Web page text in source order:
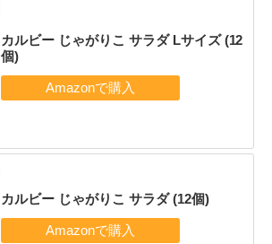
カルビー じゃがりこ サラダ Lサイズ (12
個)
カルビー じゃがりこ サラダ (12個)